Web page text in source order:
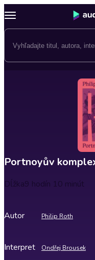
Portnoyův
Dĺžka9 hodín 10 minút
Autor Philip Roth
Interpret Ondřej Brousek